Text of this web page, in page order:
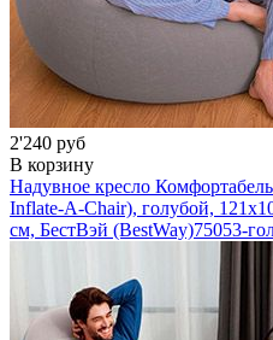
2'240 руб
В корзину
Надувное кресло
Inflate-A-Chair), голубой,
см, БестВэй (BestWay)75053-